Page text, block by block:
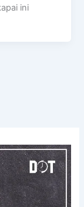
ini